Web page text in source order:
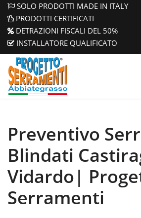
SOLO PRODOTTI MADE IN ITALY
PRODOTTI CERTIFICATI
DETRAZIONI FISCALI DEL 50%
INSTALLATORE QUALIFICATO
Preventivo
Blindati
Vidardo|
Serramenti